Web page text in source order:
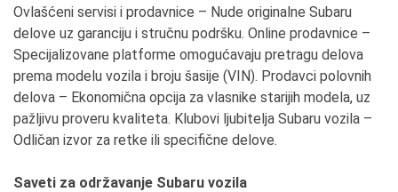
Ovlašćeni servisi i prodavnice – Nude originalne Subaru
delove uz garanciju i stručnu podršku. Online prodavnice –
Specijalizovane platforme omogućavaju pretragu delova
prema modelu vozila i broju šasije (VIN). Prodavci polovnih
delova – Ekonomična opcija za vlasnike starijih modela, uz
pažljivu proveru kvaliteta. Klubovi ljubitelja Subaru vozila –
Odličan izvor za retke ili specifične delove.
Saveti za održavanje Subaru vozila